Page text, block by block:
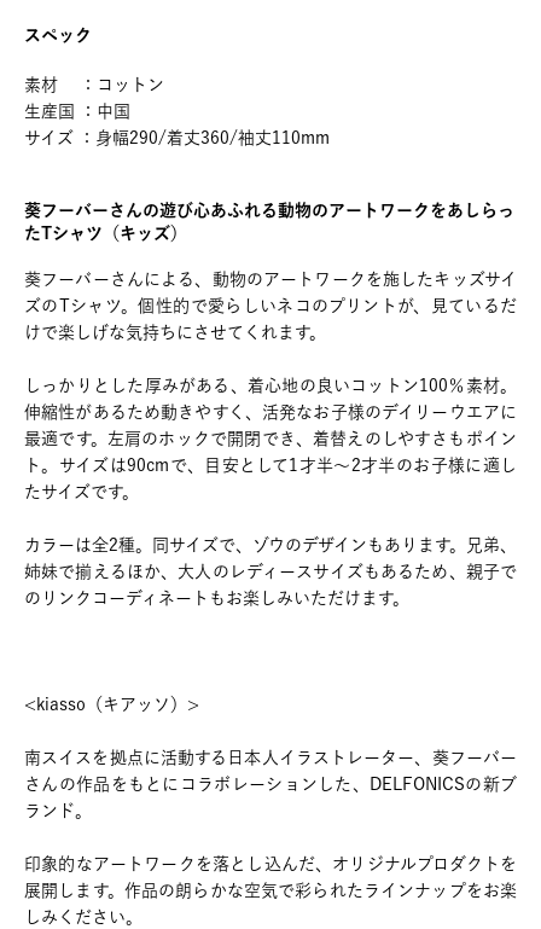
スペック
素材 ：コットン
生産国 ：中国
サイズ ：身幅290/着丈360/袖丈110mm
葵フーバーさんの遊び心あふれる動物のアートワークをあしらっ
たTシャツ（キッズ）
葵フーバーさんによる、動物のアートワークを施したキッズサイ
ズのTシャツ。個性的で愛らしいネコのプリントが、見ているだ
けで楽しげな気持ちにさせてくれます。
しっかりとした厚みがある、着心地の良いコットン100％素材。
伸縮性があるため動きやすく、活発なお子様のデイリーウエアに
最適です。左肩のホックで開閉でき、着替えのしやすさもポイン
ト。サイズは90cmで、目安として1才半～2才半のお子様に適し
たサイズです。
カラーは全2種。同サイズで、ゾウのデザインもあります。兄弟、
姉妹で揃えるほか、大人のレディースサイズもあるため、親子で
のリンクコーディネートもお楽しみいただけます。
<kiasso（キアッソ）>
南スイスを拠点に活動する日本人イラストレーター、葵フーバー
さんの作品をもとにコラボレーションした、DELFONICSの新ブ
ランド。
印象的なアートワークを落とし込んだ、オリジナルプロダクトを
展開します。作品の朗らかな空気で彩られたラインナップをお楽
しみください。